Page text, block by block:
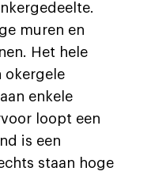
muren en
Het hele
okergele
enkele
loopt een
is een
staan hoge